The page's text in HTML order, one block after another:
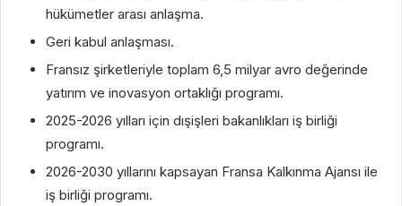
hükümetler arası anlaşma.
Geri kabul anlaşması.
Fransız şirketleriyle toplam 6,5 milyar avro değerinde
yatırım ve inovasyon ortaklığı programı.
2025-2026 yılları için dışişleri bakanlıkları iş birliği
programı.
2026-2030 yıllarını kapsayan Fransa Kalkınma Ajansı ile
iş birliği programı.